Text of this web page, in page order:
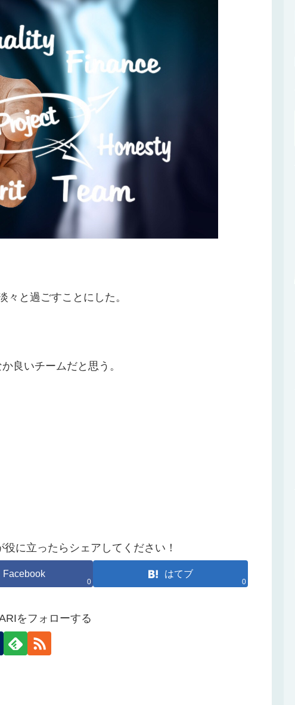
と過ごすことにした。
良いチームだと思う。
に立ったらシェアしてください！
Facebook
0
はてブ
0
をフォローする